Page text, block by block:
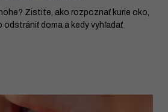
Zistite, ako rozpoznať kurie oko,
odstrániť doma a kedy vyhľadať